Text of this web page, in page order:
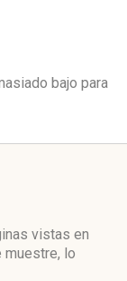
bajo para
vistas en
lo